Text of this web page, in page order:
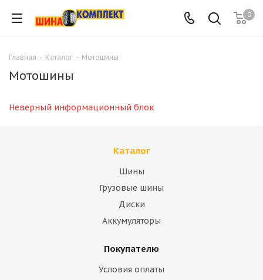
0
Главная - Каталог - Мотошины
Мотошины
Неверный информационный блок
Каталог
Шины
Грузовые шины
Диски
Аккумуляторы
Покупателю
Условия оплаты